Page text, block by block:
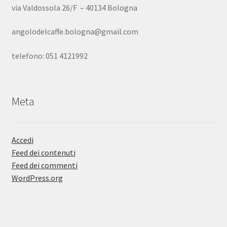
via Valdossola 26/F – 40134 Bologna
angolodelcaffe.bologna@gmail.com
telefono: 051 4121992
Meta
Accedi
Feed dei contenuti
Feed dei commenti
WordPress.org